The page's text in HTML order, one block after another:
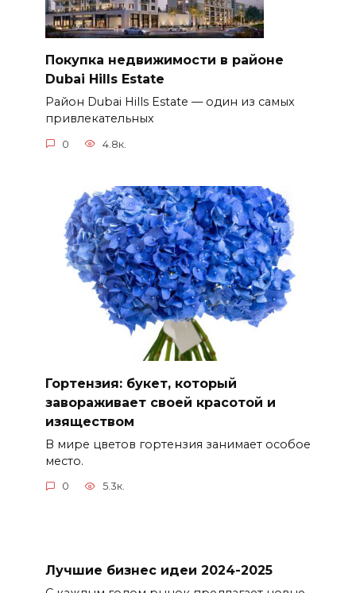
Покупка недвижимости в районе
Dubai Hills Estate
Район Dubai Hills Estate — один из самых
привлекательных
0 4.8к.
Гортензия: букет, который
завораживает своей красотой и
изяществом
В мире цветов гортензия занимает особое
место.
0 5.3к.
Лучшие бизнес идеи 2024-2025